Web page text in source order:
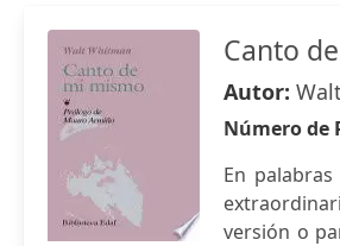
Canto
Autor:
Número de
En palabras
versión o